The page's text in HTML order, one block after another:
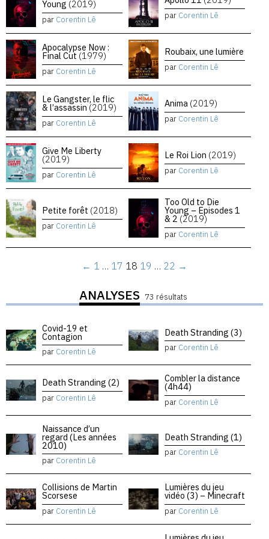
Young (2019)
par Corentin Lê par Corentin Lê
Apocalypse Now :
Final Cut (1979)
par Corentin Lê
Roubaix, une lumière
par Corentin Lê
Le Gangster, le flic
& l’assassin (2019)
par Corentin Lê
Anima (2019)
par Corentin Lê
Give Me Liberty
(2019)
par Corentin Lê
Le Roi Lion (2019)
par Corentin Lê
Petite forêt (2018)
par Corentin Lê
Too Old to Die
Young – Episodes 1
& 2 (2019)
par Corentin Lê
← 1 … 17 18 19 … 22 →
ANALYSES 73 résultats
Covid-19 et
Contagion
par Corentin Lê
Death Stranding (3)
par Corentin Lê
Death Stranding (2)
par Corentin Lê
Combler la distance
(4h44)
par Corentin Lê
Naissance d’un
regard (Les années
2010)
par Corentin Lê
Death Stranding (1)
par Corentin Lê
Collisions de Martin
Scorsese
par Corentin Lê
Lumières du jeu
vidéo (3) – Minecraft
par Corentin Lê